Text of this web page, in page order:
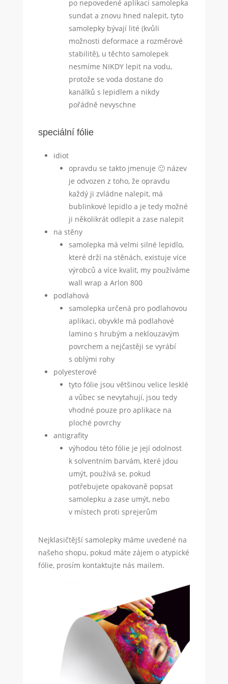
po nepovedené aplikaci samolepka
sundat a znovu hned nalepit, tyto
samolepky bývají lité (kvůli
možnosti deformace a rozměrové
stabilitě), u těchto samolepek
nesmíme NIKDY lepit na vodu,
protože se voda dostane do
kanálků s lepidlem a nikdy
pořádně nevyschne
speciální fólie
idiot
opravdu se takto jmenuje 🙂 název
je odvozen z toho, že opravdu
každý ji zvládne nalepit, má
bublinkové lepidlo a je tedy možné
ji několikrát odlepit a zase nalepit
na stěny
samolepka má velmi silné lepidlo,
které drží na stěnách, existuje více
výrobců a více kvalit, my používáme
wall wrap a Arlon 800
podlahová
samolepka určená pro podlahovou
aplikaci, obyvkle má podlahové
lamino s hrubým a neklouzavým
povrchem a nejčastěji se vyrábí
s oblými rohy
polyesterové
tyto fólie jsou většinou velice lesklé
a vůbec se nevytahují, jsou tedy
vhodné pouze pro aplikace na
ploché povrchy
antigrafity
výhodou této fólie je její odolnost
k solventním barvám, které jdou
umýt, používá se, pokud
potřebujete opakovaně popsat
samolepku a zase umýt, nebo
v místech proti sprejerům
Nejklasičtější samolepky máme uvedené na
našeho shopu, pokud máte zájem o atypické
fólie, prosím kontaktujte nás mailem.